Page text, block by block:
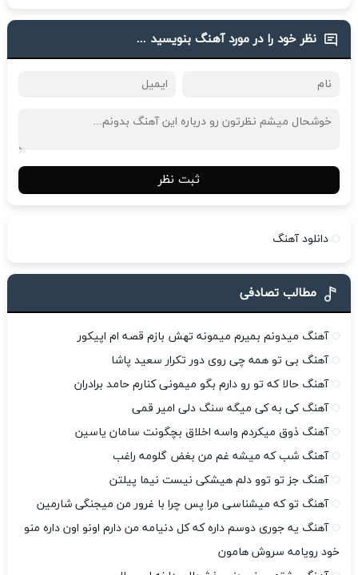
نظر خود را در مورد آهنگ بنویسید ...
ثبت نظر
دانلود آهنگ
مطالب تصادفی
آهنگ میدونم بمیرم میمونه تهش بازم قصه ام اپیکور
آهنگ بی تو همه چی روی دور تکرار سعید پاشا
آهنگ حالا که تو رو دارم بگو میمونی کنارم حامد برادران
آهنگ کی به کی میگه سنگ دلی امیر قمی
آهنگ ذوق میکردم واسه اخلاق بچگونت سامان یاسین
آهنگ شب که میشه غم من بغض گلومه راغب
آهنگ جز تو توو دلم هیشکی نیست نیما پیلتن
آهنگ تو که میشناسی مرا پس چرا با غرور من میجنگی شارمین
آهنگ یه جوری دوسم داره که کل دنیامه من دارم اونو اون داره منو
خود رویامه سروش هامون